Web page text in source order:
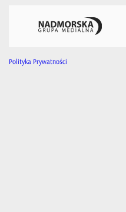
Polityka Prywatności